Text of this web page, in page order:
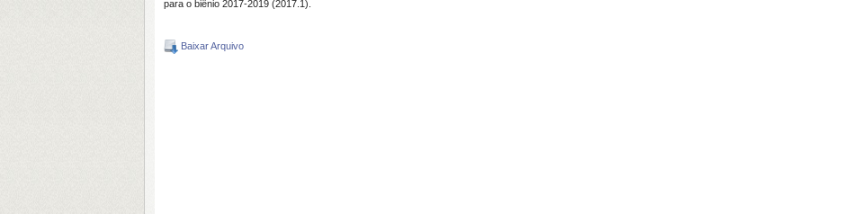
para o biênio 2017-2019 (2017.1).
Baixar Arquivo